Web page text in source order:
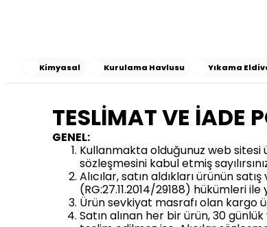
Kimyasal Kurulama Havlusu Yıkama
TESLİMAT VE İADE
GENEL:
Kullanmakta olduğunuz web
sözleşmesini kabul etmiş
Alıcılar, satın aldıkları ürünün
(RG:27.11.2014/29188) hükümleri
Ürün sevkiyat masrafı olan kargo
Satın alınan her bir ürün, 30